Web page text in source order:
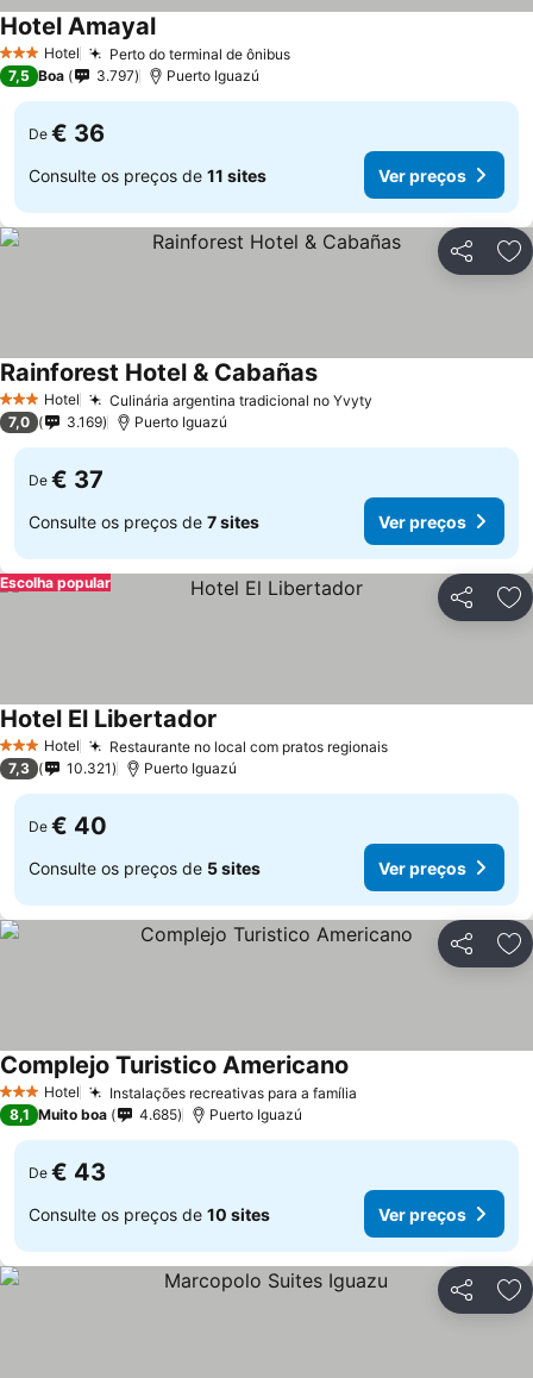
3 EstrelasHotel Perto do terminal de ônibus
Hotel Amayal
7,5 Boa 3.797 Puerto Iguazú
De € 36
Consulte os preços de 11 sites Ver preços
Partilhar
3 EstrelasHotel Culinária argentina tradicional no Yvyty
Rainforest Hotel & Cabañas
7,0 3.169 Puerto Iguazú
De € 37
Consulte os preços de 7 sites Ver preços
Partilhar
Escolha popular
3 EstrelasHotel Restaurante no local com pratos regionais
Hotel El Libertador
7,3 10.321 Puerto Iguazú
De € 40
Consulte os preços de 5 sites Ver preços
Partilhar
3 EstrelasHotel Instalações recreativas para a família
Complejo Turistico Americano
8,1 Muito boa 4.685 Puerto Iguazú
De € 43
Consulte os preços de 10 sites Ver preços
Partilhar